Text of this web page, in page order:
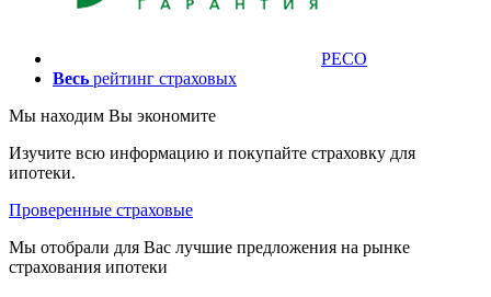
РЕСО
Весь рейтинг страховых
Мы находим Вы экономите
Изучите всю информацию и покупайте страховку для
ипотеки.
Проверенные страховые
Мы отобрали для Вас лучшие предложения на рынке
страхования ипотеки